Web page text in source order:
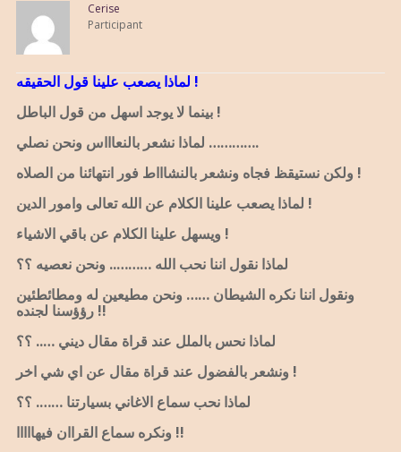
Cerise
Participant
لماذا يصعب علينا قول الحقيقه !
بينما لا يوجد اسهل من قول الباطل !
لماذا نشعر بالنعاااس ونحن نصلي ………….
ولكن نستيقظ فجاه ونشعر بالنشاااط فور انتهائنا من الصلاه !
لماذا يصعب علينا الكلام عن الله تعالى وامور الدين !
ويسهل علينا الكلام عن باقي الاشياء !
لماذا نقول اننا نحب الله ……….. ونحن نعصيه ؟؟
ونقول اننا نكره الشيطان …… ونحن مطيعين له ومطائطئين
رؤؤسنا لجنده !!
لماذا نحس بالملل عند قراة مقال ديني ….. ؟؟
ونشعر بالفضول عند قراة مقال عن اي شي اخر !
لماذا نحب سماع الاغاني بسيارتنا ……. ؟؟
ونكره سماع القراان فيهااااا !!